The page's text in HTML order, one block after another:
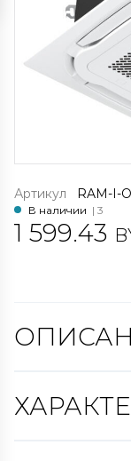
Артикул RAM-I-
В наличии | 3
1 599.43